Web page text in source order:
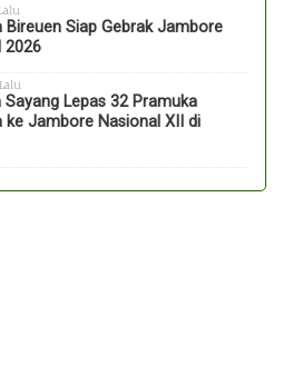
Bireuen Siap Gebrak Jambore
2026
Sayang Lepas 32 Pramuka
ke Jambore Nasional XII di